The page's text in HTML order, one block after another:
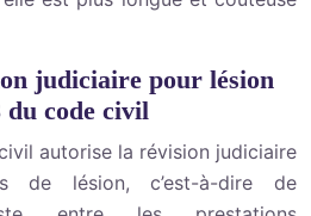
judiciaire pour lésion
du code civil
autorise la révision judiciaire
de lésion, c’est-à-dire de